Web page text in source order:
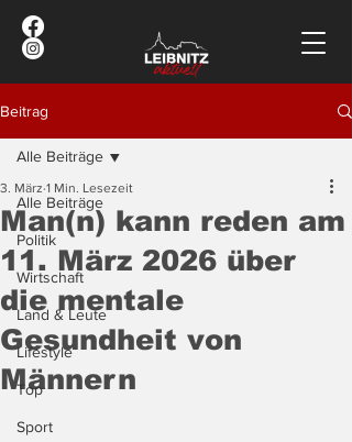
Beitrag
Alle Beiträge
Politik
Wirtschaft
Land & Leute
Lifestyle
Top
Sport
Alle Beiträge
Man(n) kann reden am
11. März 2026 über
die mentale
Gesundheit von
Männern
3. März 1 Min. Lesezeit